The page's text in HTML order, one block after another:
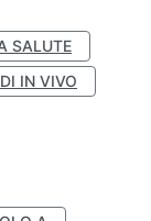
SALUTE
IN VIVO